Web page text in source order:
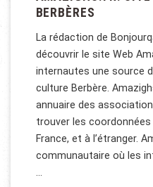
BERBÈRES
La rédaction de
découvrir le site Web
internautes une source
culture Berbère.
annuaire des
trouver les coordonnées
France, et à l’étranger.
communautaire où les